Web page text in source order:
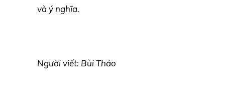
và ý nghĩa.
Người viết: Bùi Thảo